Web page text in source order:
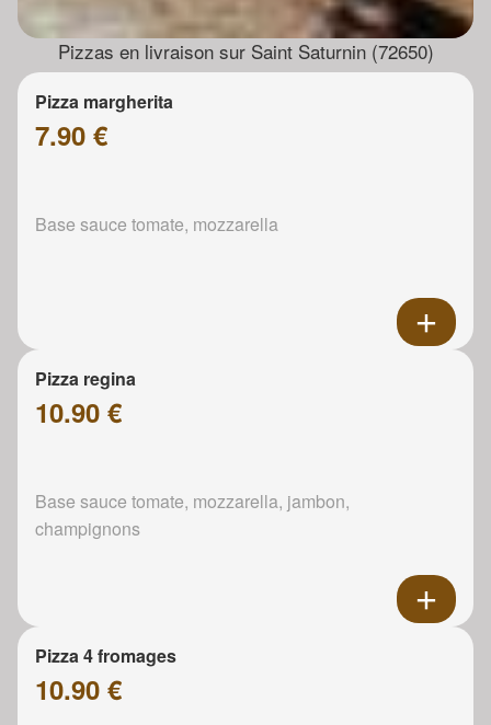
Pizzas en livraison sur Saint Saturnin (72650)
Pizza margherita
7.90 €
Base sauce tomate, mozzarella
Pizza regina
10.90 €
Base sauce tomate, mozzarella, jambon,
champignons
Pizza 4 fromages
10.90 €